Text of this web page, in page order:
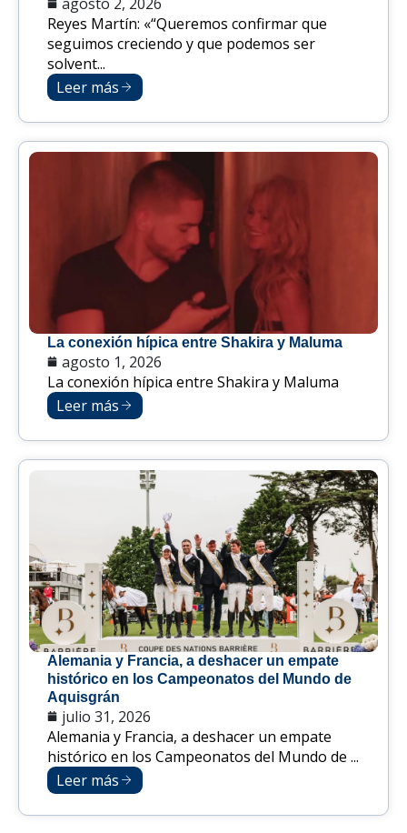
Reyes Martín: «“Queremos confirmar que
seguimos creciendo y que podemos ser
solvent...
Leer más
La conexión hípica entre Shakira y Maluma
agosto 1, 2026
La conexión hípica entre Shakira y Maluma
Leer más
Alemania y Francia, a deshacer un empate
histórico en los Campeonatos del Mundo de
Aquisgrán
julio 31, 2026
Alemania y Francia, a deshacer un empate
histórico en los Campeonatos del Mundo de ...
Leer más